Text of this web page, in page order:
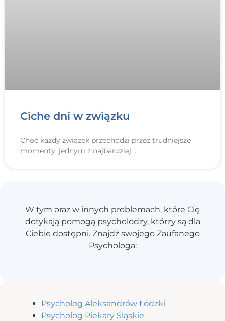
Ciche dni w związku
Choć każdy związek przechodzi przez trudniejsze
momenty, jednym z najbardziej
W tym oraz w innych problemach, które Cię
dotykają pomogą psycholodzy, którzy są dla
Ciebie dostępni. Znajdź swojego Zaufanego
Psychologa:
Psycholog Aleksandrów Łódzki
Psycholog Piekary Śląskie